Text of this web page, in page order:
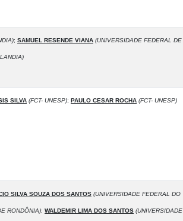
; SAMUEL RESENDE VIANA (UNIVERSIDADE FEDERAL DE
SILVA (FCT- UNESP); PAULO CESAR ROCHA (FCT- UNESP)
SILVA SOUZA DOS SANTOS (UNIVERSIDADE FEDERAL DO
RONDÔNIA); WALDEMIR LIMA DOS SANTOS (UNIVERSIDADE